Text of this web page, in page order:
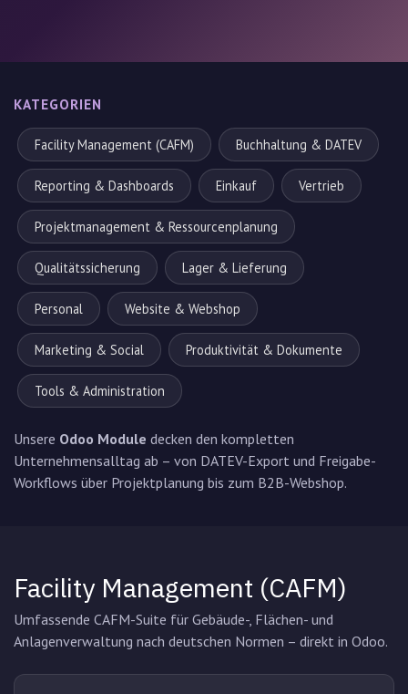
KATEGORIEN
Facility Management (CAFM) Buchhaltung & DATEV
Reporting & Dashboards Einkauf Vertrieb
Projektmanagement & Ressourcenplanung
Qualitätssicherung Lager & Lieferung
Personal Website & Webshop
Marketing & Social Produktivität & Dokumente
Tools & Administration
Unsere Odoo Module decken den kompletten
Unternehmensalltag ab – von DATEV-Export und Freigabe-
Workflows über Projektplanung bis zum B2B-Webshop.
Facility Management (CAFM)
Umfassende CAFM-Suite für Gebäude-, Flächen- und
Anlagenverwaltung nach deutschen Normen – direkt in Odoo.